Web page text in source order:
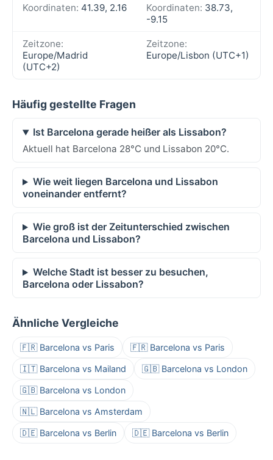
Koordinaten: 41.39, 2.16 Koordinaten: 38.73,
-9.15
Zeitzone:
Europe/Madrid
(UTC+2)
Zeitzone:
Europe/Lisbon (UTC+1)
Häufig gestellte Fragen
Ist Barcelona gerade heißer als Lissabon?
Aktuell hat Barcelona 28°C und Lissabon 20°C.
Wie weit liegen Barcelona und Lissabon
voneinander entfernt?
Wie groß ist der Zeitunterschied zwischen
Barcelona und Lissabon?
Welche Stadt ist besser zu besuchen,
Barcelona oder Lissabon?
Ähnliche Vergleiche
🇫🇷 Barcelona vs Paris 🇫🇷 Barcelona vs Paris
🇮🇹 Barcelona vs Mailand 🇬🇧 Barcelona vs London
🇬🇧 Barcelona vs London
🇳🇱 Barcelona vs Amsterdam
🇩🇪 Barcelona vs Berlin 🇩🇪 Barcelona vs Berlin